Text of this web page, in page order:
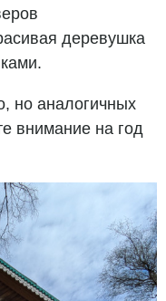
деревушка
но аналогичных
внимание на год